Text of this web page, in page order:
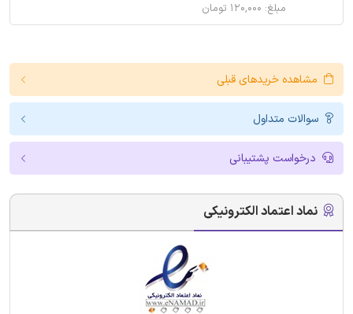
مبلغ: ۱۲۰,۰۰۰ تومان
مشاهده خریدهای قبلی
سوالات متداول
درخواست پشتیبانی
نماد اعتماد الکترونیکی